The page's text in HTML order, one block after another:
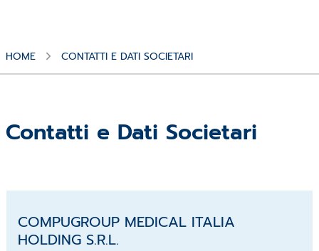
HOME CONTATTI E DATI SOCIETARI
Contatti e Dati Societari
COMPUGROUP MEDICAL ITALIA
HOLDING S.R.L.